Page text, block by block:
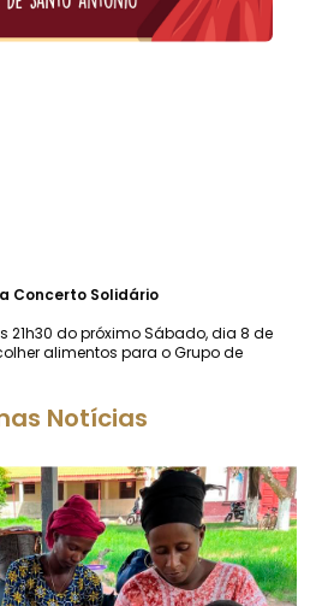
Concerto Solidário
21h30 do próximo Sábado, dia 8 de
alimentos para o Grupo de
Notícias